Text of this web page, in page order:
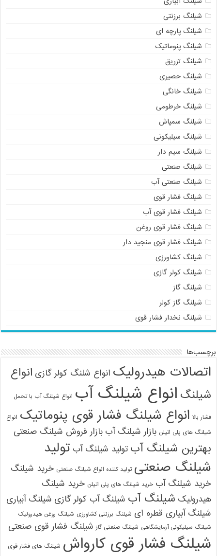
شیلنگ برزنتی
شیلنگ پارچه ای
شیلنگ پنوماتیک
شیلنگ تزریق
شیلنگ حصیری
شیلنگ خانگی
شیلنگ خرطومی
شیلنگ سمپاش
شیلنگ سیلیکونی
شیلنگ سیم دار
شیلنگ صنعتی
شیلنگ صنعتی آب
شیلنگ فشار قوی
شیلنگ فشار قوی آب
شیلنگ فشار قوی روغن
شیلنگ فشار قوی منجید دار
شیلنگ کشاورزی
شیلنگ کولر گازی
شیلنگ گاز
شیلنگ گاز کولر
شیلنگ نخدار فشار قوی
برچسب‌ها
اتصالات هیدرولیک انواع شلنگ کولر گازی انواع
شیلنگ انواع شیلنگ آب انواع شیلنگ آب با تحمل
فشار بالا انواع شیلنگ فشار قوی پنوماتیک انواع
شیلنگ های پلی اتیلن بازار شیلنگ آب بازار فروش شیلنگ صنعتی
بهترین شیلنگ آب تولید شیلنگ آب تولید
شیلنگ صنعتی تولید کننده انواع شیلنگ صنعتی خرید شیلنگ
خرید شیلنگ آب خرید شیلنگ های پلی اتیلن خرید شیلنگ
هیدرولیک شیلنگ آب شیلنگ آب کولر گازی شیلنگ آبیاری
شیلنگ آبیاری قطره ای شیلنگ برزنتی کشاورزی شیلنگ روغن هیدرولیک
شیلنگ سیلیکونی آزمایشگاهی شیلنگ صنعتی گاز شیلنگ فشار قوی صنعتی
شیلنگ فشار قوی کارواش شیلنگ های فشار قوی